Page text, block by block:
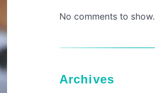
No comments to show.
Archives